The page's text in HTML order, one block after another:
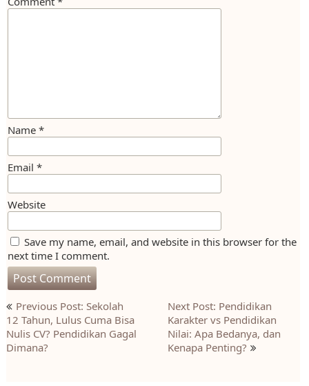
Name *
Email *
Website
Save my name, email, and website in this browser for the
next time I comment.
Post
navigation
Previous Post: Sekolah
12 Tahun, Lulus Cuma Bisa
Nulis CV? Pendidikan Gagal
Dimana?
Next Post: Pendidikan
Karakter vs Pendidikan
Nilai: Apa Bedanya, dan
Kenapa Penting?